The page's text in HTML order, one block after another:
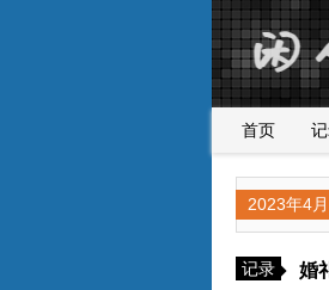
首页
2023年4月
记录 婚